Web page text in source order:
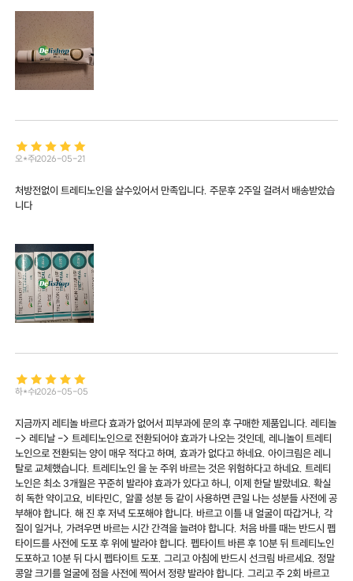
오*주2026-05-21
처방전없이 트레티노인을 살수있어서 만족입니다. 주문후 2주일 걸려서 배송받았습
니다
하*수2026-05-05
지금까지 레티놀 바르다 효과가 없어서 피부과에 문의 후 구매한 제품입니다. 레티놀
-> 레티날 -> 트레티노인으로 전환되어야 효과가 나오는 것인데, 레니놀이 트레티
노인으로 전환되는 양이 매우 적다고 하며, 효과가 없다고 하네요. 아이크림은 레니
탈로 교체했습니다. 트레티노인 을 눈 주위 바르는 것은 위험하다고 하네요. 트레티
노인은 최소 3개월은 꾸준히 발라야 효과가 있다고 하니, 이제 한달 발랐네요. 확실
히 독한 약이고요, 비타민C, 알콜 성분 등 같이 사용하면 큰일 나는 성분들 사전에 공
부해야 합니다. 해 진 후 저녁 도포해야 합니다. 바르고 이틀 내 얼굴이 따갑거나, 각
질이 일거나, 가려우면 바르는 시간 간격을 늘려야 합니다. 처음 바를 때는 반드시 펩
타이드를 사전에 도포 후 위에 발라야 합니다. 펩타이트 바른 후 10분 뒤 트레티노인
도포하고 10분 뒤 다시 펩타이트 도포. 그리고 아침에 반드시 선크림 바르세요. 정말
콩알 크기를 얼굴에 점을 사전에 찍어서 정량 발라야 합니다. 그리고 주 2회 바르고